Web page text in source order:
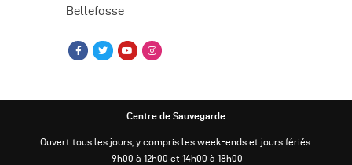
Bellefosse
Centre de Sauvegarde
Ouvert tous les jours, y compris les week-ends et jours fériés.
9h00 à 12h00 et 14h00 à 18h00